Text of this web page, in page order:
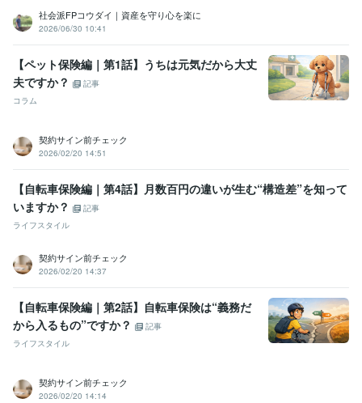
お金の不安解消
売らないFP オフショア
千葉大学 2012年3月 ~ 2016年2月
語学力
英語
社会派FPコウダイ｜資産を守り心を楽に
2026/06/30 10:41
【ペット保険編｜第1話】うちは元気だから大丈
夫ですか？
記事
コラム
契約サイン前チェック
2026/02/20 14:51
【自転車保険編｜第4話】月数百円の違いが生む“構造差”を知って
いますか？
記事
ライフスタイル
契約サイン前チェック
2026/02/20 14:37
【自転車保険編｜第2話】自転車保険は“義務だ
から入るもの”ですか？
記事
ライフスタイル
契約サイン前チェック
2026/02/20 14:14